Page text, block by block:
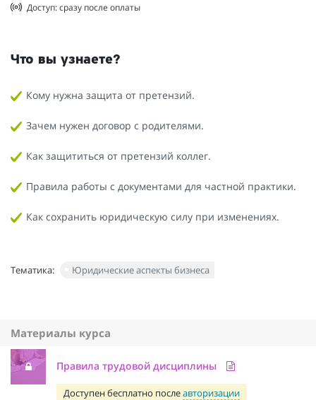
Доступ: сразу после оплаты
Что вы узнаете?
Кому нужна защита от претензий.
Зачем нужен договор с родителями.
Как защититься от претензий коллег.
Правила работы с документами для частной практики.
Как сохранить юридическую силу при изменениях.
Тематика: Юридические аспекты бизнеса
Материалы курса
Правила трудовой дисциплины
Доступен бесплатно послеавторизации